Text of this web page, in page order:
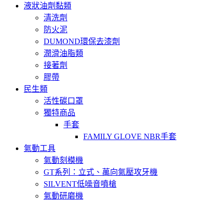
液狀油劑黏類
清洗劑
防火泥
DUMOND環保去漆劑
潤滑油脂類
接著劑
膠帶
民生類
活性碳口罩
獨特商品
手套
FAMILY GLOVE NBR手套
氣動工具
氣動刻模機
GT系列：立式、萬向氣壓攻牙機
SILVENT低噪音噴槍
氣動研磨機